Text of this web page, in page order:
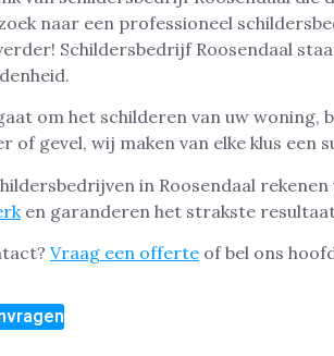
naar een professioneel
Schildersbedrijf Roosendaal
om het schilderen van uw
of gevel, wij maken van elke klus een
in Roosendaal
en garanderen het strakste
Vraag een offerte of bel ons